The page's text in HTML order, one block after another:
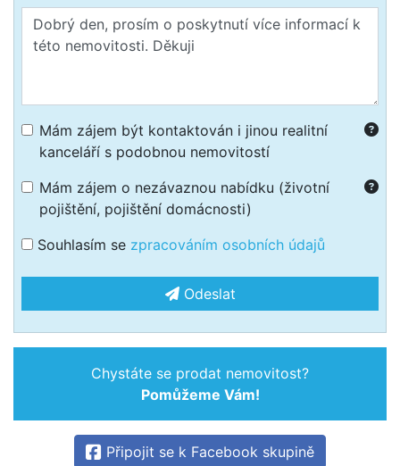
Mám zájem být kontaktován i jinou realitní
kanceláří s podobnou nemovitostí
Mám zájem o nezávaznou nabídku (životní
pojištění, pojištění domácnosti)
Souhlasím se zpracováním osobních údajů
Odeslat
Chystáte se prodat nemovitost?
Pomůžeme Vám!
Připojit se k Facebook skupině